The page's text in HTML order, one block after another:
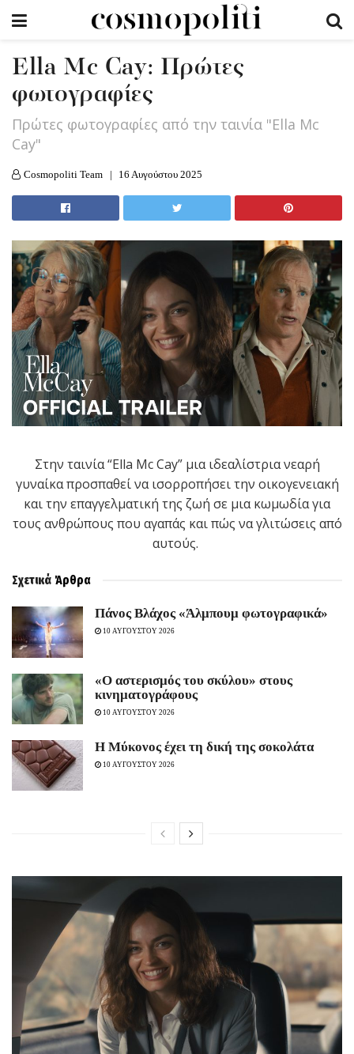
Ella Mc Cay: Πρώτες
φωτογραφίες
Πρώτες φωτογραφίες από την ταινία "Ella Mc
Cay"
Cosmopoliti Team 16 Αυγούστου 2025
Στην ταινία “Ella Mc Cay” μια ιδεαλίστρια νεαρή
γυναίκα προσπαθεί να ισορροπήσει την οικογενειακή
και την επαγγελματική της ζωή σε μια κωμωδία για
τους ανθρώπους που αγαπάς και πώς να γλιτώσεις από
αυτούς.
Σχετικά Άρθρα
Πάνος Βλάχος «Άλμπουμ φωτογραφικά»
10 ΑΥΓΟΥΣΤΟΥ 2026
«Ο αστερισμός του σκύλου» στους
κινηματογράφους
10 ΑΥΓΟΥΣΤΟΥ 2026
Η Μύκονος έχει τη δική της σοκολάτα
10 ΑΥΓΟΥΣΤΟΥ 2026